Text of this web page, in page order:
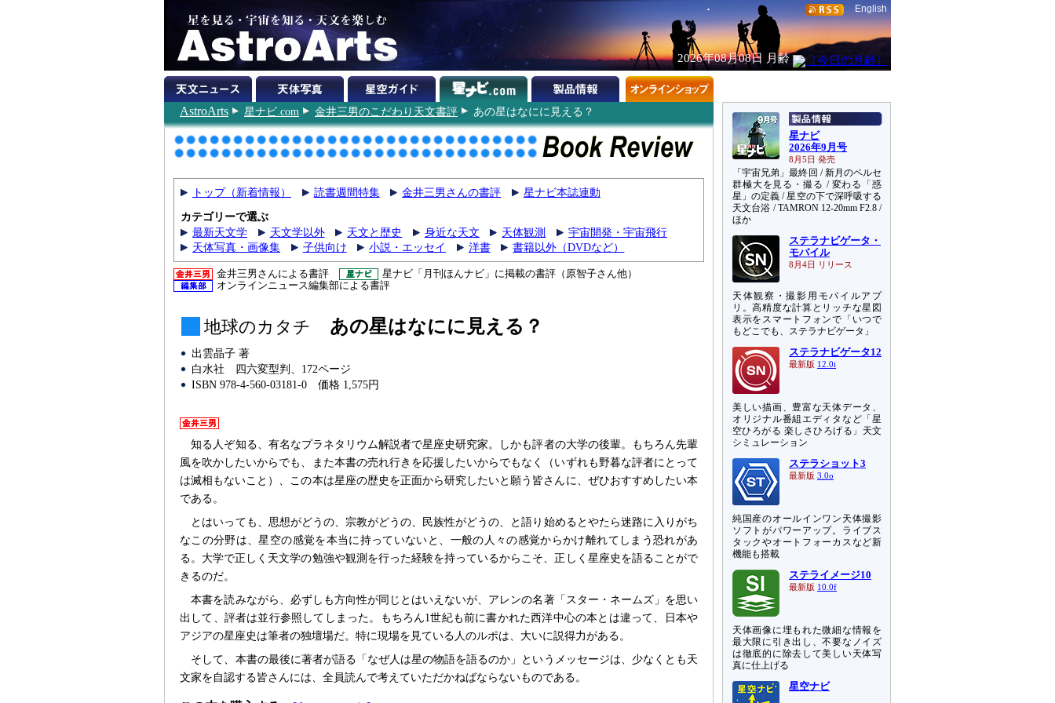
English
2026年08月08日 月齢
AstroArts 星ナビ.com 金井三男のこだわり天文書評 あの星はなにに見える？
トップ（新着情報） 読書週間特集 金井三男さんの書評 星ナビ本誌連動
カテゴリーで選ぶ
最新天文学
天文学以外 天文と歴史 身近な天文 天体観測
宇宙開発・宇宙飛行
天体写真・画像集
子供向け 小説・エッセイ 洋書 書籍以外（DVDなど）
金井三男さんによる書評
星ナビ「月刊ほんナビ」に掲載の書評（原智子さん他）
オンラインニュース編集部による書評
地球のカタチ あの星はなにに見える？
出雲晶子 著
白水社
四六変型判、172ページ
ISBN 978-4-560-03181-0
価格 1,575円
知る人ぞ知る、有名なプラネタリウム解説者で星座史研究家。しかも評者の大学の後輩。もちろん先輩
風を吹かしたいからでも、また本書の売れ行きを応援したいからでもなく（いずれも野暮な評者にとって
は滅相もないこと）、この本は星座の歴史を正面から研究したいと願う皆さんに、ぜひおすすめしたい本
である。
とはいっても、思想がどうの、宗教がどうの、民族性がどうの、と語り始めるとやたら迷路に入りがち
なこの分野は、星空の感覚を本当に持っていないと、一般の人々の感覚からかけ離れてしまう恐れがあ
る。大学で正しく天文学の勉強や観測を行った経験を持っているからこそ、正しく星座史を語ることがで
きるのだ。
本書を読みながら、必ずしも方向性が同じとはいえないが、アレンの名著「スター・ネームズ」を思い
出して、評者は並行参照してしまった。もちろん1世紀も前に書かれた西洋中心の本とは違って、日本や
アジアの星座史は筆者の独壇場だ。特に現場を見ている人のルポは、大いに説得力がある。
そして、本書の最後に著者が語る「なぜ人は星の物語を語るのか」というメッセージは、少なくとも天
文家を自認する皆さんには、全員読んで考えていただかねばならないものである。
星ナビ
2026年9月号
8月5日 発売
「宇宙兄弟」最終回 / 新月のペルセ
群極大を見る・撮る / 変わる「惑
星」の定義 / 星空の下で深呼吸する
天文台浴 / TAMRON 12-20mm F2.8 /
ほか
ステラナビゲータ・
モバイル
8月4日 リリース
天体観察・撮影用モバイルアプ
リ。高精度な計算とリッチな星図
表示をスマートフォンで「いつで
もどこでも、ステラナビゲータ」
ステラナビゲータ12
最新版 12.0i
美しい描画、豊富な天体データ、
オリジナル番組エディタなど「星
空ひろがる 楽しさひろげる」天文
シミュレーション
ステラショット3
最新版 3.0o
純国産のオールインワン天体撮影
ソフトがパワーアップ。ライブス
タックやオートフォーカスなど新
機能も搭載
ステライメージ10
最新版 10.0f
天体画像に埋もれた微細な情報を
最大限に引き出し、不要なノイズ
は徹底的に除去して美しい天体写
真に仕上げる
星空ナビ